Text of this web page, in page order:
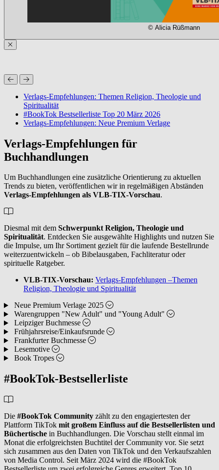
© Alicia Rüßmann
Verlags-Empfehlungen: Themen Religion, Theologie und
Spiritualität
#BookTok Bestsellerliste Top 20 März 2026
Verlags-Empfehlungen: Neue Premium Verlage
Verlags-Empfehlungen für
Buchhandlungen
Um Buchhandlungen eine zusätzliche Orientierung zu aktuellen
Trends zu bieten, veröffentlichen wir in regelmäßigen Abständen
Verlags-Empfehlungen als VLB-TIX-Vorschau.
Diesmal mit dem Schwerpunkt Religion, Theologie und
Spiritualität. Entdecken Sie ausgewählte Highlights und nutzen Sie
die Impulse, um Ihr Sortiment gezielt für die laufende Bestellrunde
weiterzuentwickeln – ob Bibelausgaben, Fachliteratur oder
spirituelle Ratgeber.
VLB-TIX-Vorschau: Verlags-Empfehlungen –Themen
Religion, Theologie und Spiritualität
Neue Premium Verlage 2025
Warengruppen "New Adult" und "Young Adult"
Leipziger Buchmesse
Frühjahrsreise/Einkaufsrunde
Frankfurter Buchmesse
Lesemotive
Book Tropes
#BookTok-Bestsellerliste
Die #BookTok Community zählt zu den engagiertesten der
Plattform TikTok mit großem Einfluss auf die Bestsellerlisten und
Büchertische in Buchhandlungen. Die Vorschau stellt einmal im
Monat die erfolgreichsten Buchtitel der Community vor. Sie setzt
sich zusammen aus den Daten von TikTok und den Verkaufszahlen
von Media Control. Seit März 2024 wird die #BookTok